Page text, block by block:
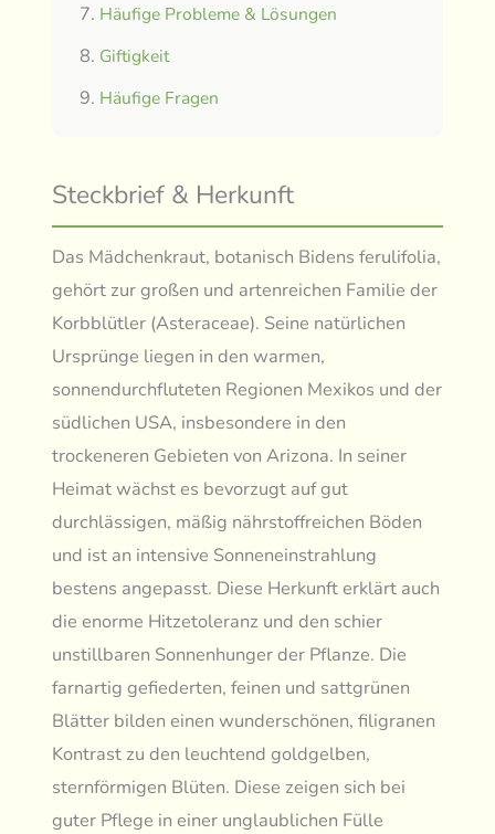
Häufige Probleme & Lösungen
Giftigkeit
Häufige Fragen
Steckbrief & Herkunft
Das Mädchenkraut, botanisch Bidens ferulifolia,
gehört zur großen und artenreichen Familie der
Korbblütler (Asteraceae). Seine natürlichen
Ursprünge liegen in den warmen,
sonnendurchfluteten Regionen Mexikos und der
südlichen USA, insbesondere in den
trockeneren Gebieten von Arizona. In seiner
Heimat wächst es bevorzugt auf gut
durchlässigen, mäßig nährstoffreichen Böden
und ist an intensive Sonneneinstrahlung
bestens angepasst. Diese Herkunft erklärt auch
die enorme Hitzetoleranz und den schier
unstillbaren Sonnenhunger der Pflanze. Die
farnartig gefiederten, feinen und sattgrünen
Blätter bilden einen wunderschönen, filigranen
Kontrast zu den leuchtend goldgelben,
sternförmigen Blüten. Diese zeigen sich bei
guter Pflege in einer unglaublichen Fülle